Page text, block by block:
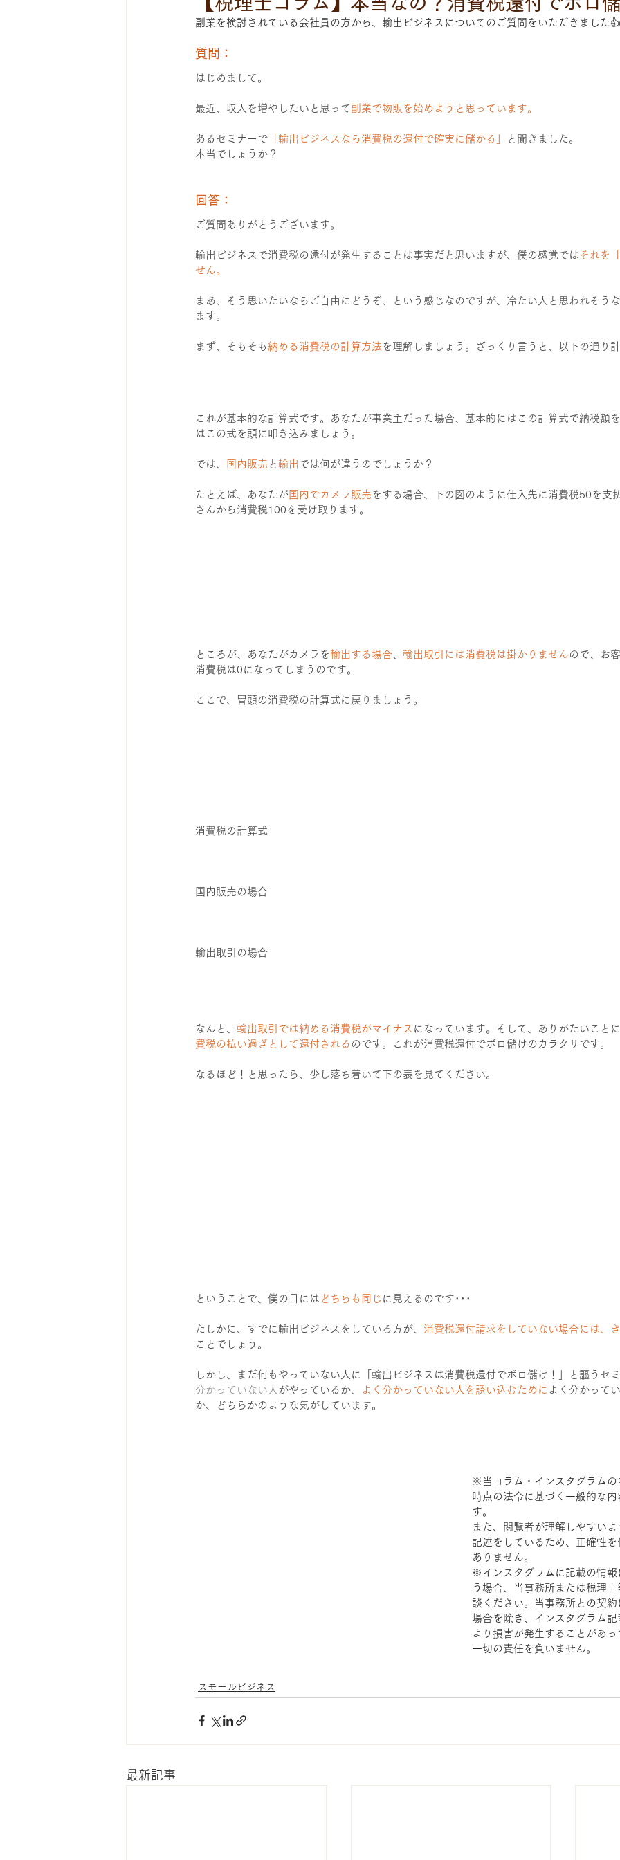
副業を検討されている会社員の方から、輸出ビジネスについてのご質問をいただきました👍
質問：
はじめまして。
最近、収入を増やしたいと思って 副業で物販を始めようと思っています。
あるセミナーで 「輸出ビジネスなら消費税の還付で確実に儲かる」
と聞きました。
本当でしょうか？
回答：
ご質問ありがとうございます。
輸出ビジネスで消費税の還付が発生することは事実だと思いますが、僕の感覚では それを
せん。
まあ、そう思いたいならご自由にどうぞ、という感じなのですが、冷たい人と思われそう
ます。
まず、そもそも 納める消費税の計算方法 を理解しましょう。ざっくり言うと、以下の通り計
これが基本的な計算式です。あなたが事業主だった場合、基本的にはこの計算式で納税額
はこの式を頭に叩き込みましょう。
では、 国内販売 と 輸出 では何が違うのでしょうか？
たとえば、あなたが 国内でカメラ販売 をする場合、下の図のように仕入先に消費税50を支
さんから消費税100を受け取ります。
ところが、あなたがカメラを 輸出する場合 輸出取引には消費税は掛かりません ので、お
消費税は0になってしまうのです。
ここで、冒頭の消費税の計算式に戻りましょう。
消費税の計算式
国内販売の場合
輸出取引の場合
なんと、 輸出取引では納める消費税がマイナス になっています。そして、ありがたいこと
費税の払い過ぎとして還付される のです。これが消費税還付でボロ儲けのカラクリです。
なるほど！と思ったら、少し落ち着いて下の表を見てください。
ということで、僕の目には どちらも同じ に見えるのです･･･
たしかに、すでに輸出ビジネスをしている方が、 消費税還付請求をしていない場合には、
ことでしょう。
しかし、まだ何もやっていない人に「輸出ビジネスは消費税還付でボロ儲け！」と謳うセミ
分かっていない人 がやっているか、 よく分かっていない人を誘い込むために よく分かって
か、どちらかのような気がしています。
※当コラム・インスタグラムの
時点の法令に基づく一般的な内
す。
また、閲覧者が理解しやすい
記述をしているため、正確性
ありません。
※インスタグラムに記載の情報
う場合、当事務所または税理
談ください。当事務所との契約
場合を除き、インスタグラム記
より損害が発生することがあ
一切の責任を負いません。
スモールビジネス
最新記事